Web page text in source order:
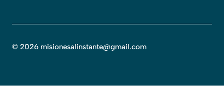
© 2026 misionesalinstante@gmail.com